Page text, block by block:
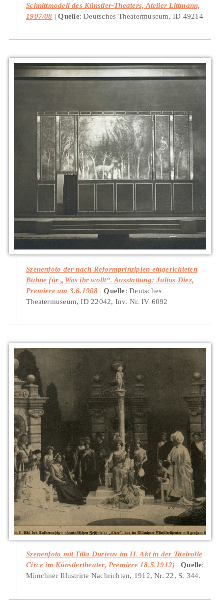
Schnittmodell des Künstler-Theaters, Atelier Littmann,
1907/08
Quelle: Deutsches Theatermuseum, ID 49214
Szenenfoto der nach Reformprinzipien eingerichteten
Bühne für „Was ihr wollt“. Ausstattung: Julius Diez,
Premiere am 3.6.1908
Quelle: Deutsches
Theatermuseum, ID 22042, Inv. Nr. IV 6092
Szenenfoto mit Tilla Durieuy im II. Akt in der Titelrolle
Circe im Künstlertheater, Premiere 18.5.1912)
Quelle:
Münchner Illustrirte Nachrichten, 1912, Nr. 22, S. 344.